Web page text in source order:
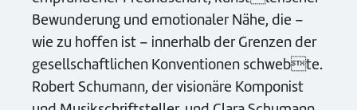
Bewunderung und emotionaler Nähe, die –
wie zu hoffen ist – innerhalb der Grenzen der
gesellschaftlichen Konventionen schwebte.
Robert Schumann, der visionäre Komponist